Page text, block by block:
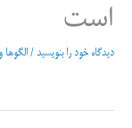
است
دیدگاه‌ خود را بنویسید /الگوها